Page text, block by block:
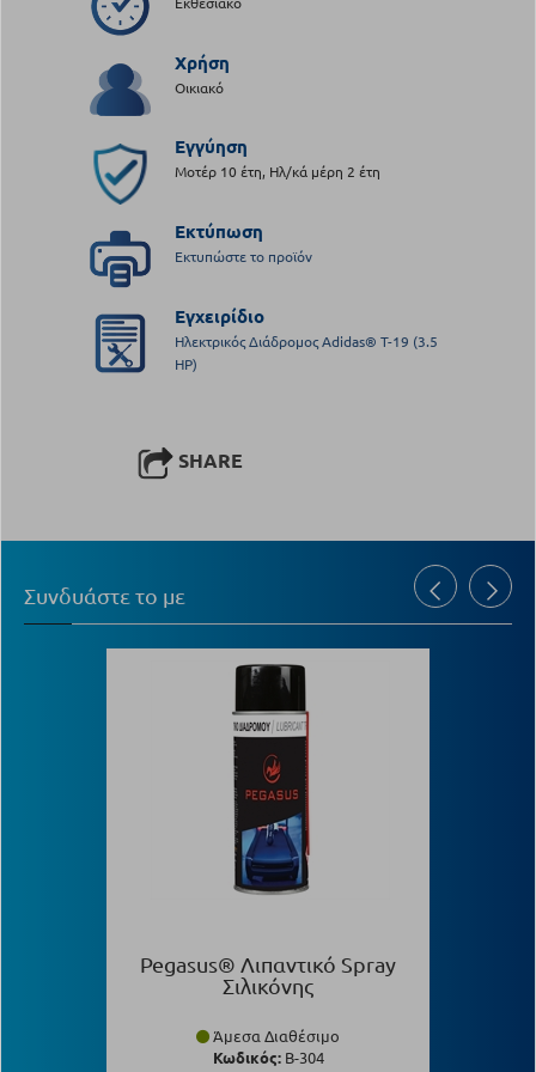
Χρήση
Οικιακό
Εγγύηση
Μοτέρ 10 έτη, Ηλ/κά μέρη 2 έτη
Εκτύπωση
Εκτυπώστε το προϊόν
Εγχειρίδιο
Ηλεκτρικός Διάδρομος Adidas® T-19 (3.5
HP)
SHARE
Συνδυάστε το με
Pegasus® Λιπαντικό Spray
Σιλικόνης
Άμεσα Διαθέσιμο
Κωδικός:Β-304